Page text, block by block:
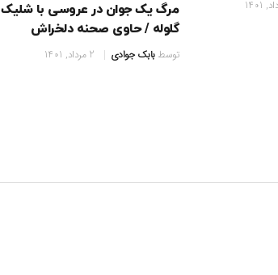
مرگ یک جوان در عروسی با شلیک
گلوله / حاوی صحنه دلخراش
توسطبابک جوادی 2 مرداد, 1401